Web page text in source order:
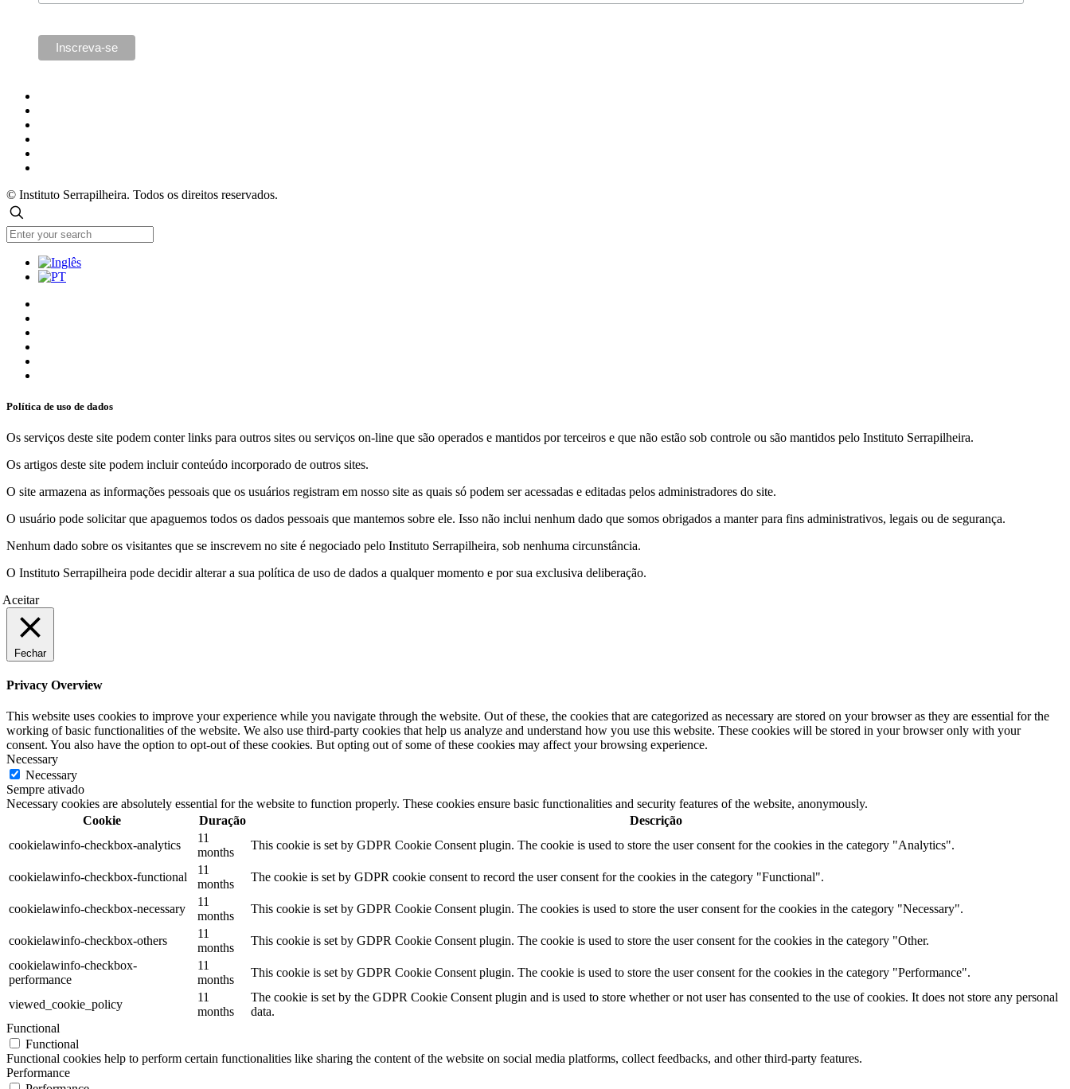
© Instituto Serrapilheira. Todos os direitos reservados.
Política de uso de dados
Os serviços deste site podem conter links para outros sites ou serviços on-line que são operados e mantidos por terceiros e que não estão sob controle ou são mantidos pelo Instituto Serrapilheira.
Os artigos deste site podem incluir conteúdo incorporado de outros sites.
O site armazena as informações pessoais que os usuários registram em nosso site as quais só podem ser acessadas e editadas pelos administradores do site.
O usuário pode solicitar que apaguemos todos os dados pessoais que mantemos sobre ele. Isso não inclui nenhum dado que somos obrigados a manter para fins administrativos, legais ou de segurança.
Nenhum dado sobre os visitantes que se inscrevem no site é negociado pelo Instituto Serrapilheira, sob nenhuma circunstância.
O Instituto Serrapilheira pode decidir alterar a sua política de uso de dados a qualquer momento e por sua exclusiva deliberação.
Aceitar
Fechar
Privacy Overview
This website uses cookies to improve your experience while you navigate through the website. Out of these, the cookies that are categorized as necessary are stored on your browser as they are essential for the
working of basic functionalities of the website. We also use third-party cookies that help us analyze and understand how you use this website. These cookies will be stored in your browser only with your
consent. You also have the option to opt-out of these cookies. But opting out of some of these cookies may affect your browsing experience.
Necessary
Necessary
Sempre ativado
Necessary cookies are absolutely essential for the website to function properly. These cookies ensure basic functionalities and security features of the website, anonymously.
Cookie
Duração
Descrição
cookielawinfo-checkbox-analytics
11
months
This cookie is set by GDPR Cookie Consent plugin. The cookie is used to store the user consent for the cookies in the category "Analytics".
cookielawinfo-checkbox-functional
11
months
The cookie is set by GDPR cookie consent to record the user consent for the cookies in the category "Functional".
cookielawinfo-checkbox-necessary
11
months
This cookie is set by GDPR Cookie Consent plugin. The cookies is used to store the user consent for the cookies in the category "Necessary".
cookielawinfo-checkbox-others
11
months
This cookie is set by GDPR Cookie Consent plugin. The cookie is used to store the user consent for the cookies in the category "Other.
cookielawinfo-checkbox-
performance
11
months
This cookie is set by GDPR Cookie Consent plugin. The cookie is used to store the user consent for the cookies in the category "Performance".
viewed_cookie_policy
11
months
The cookie is set by the GDPR Cookie Consent plugin and is used to store whether or not user has consented to the use of cookies. It does not store any personal
data.
Functional
Functional
Functional cookies help to perform certain functionalities like sharing the content of the website on social media platforms, collect feedbacks, and other third-party features.
Performance